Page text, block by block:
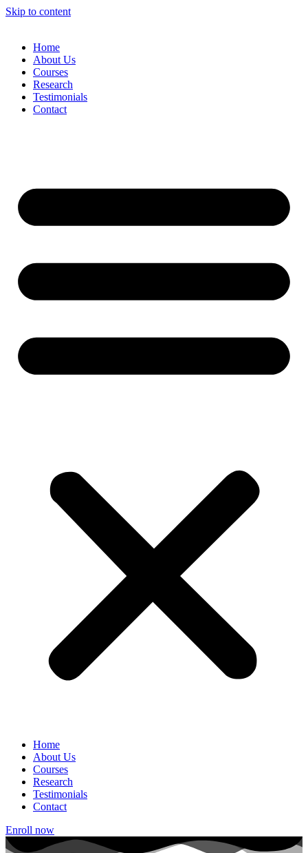
Skip to content
Home
About Us
Courses
Research
Testimonials
Contact
Home
About Us
Courses
Research
Testimonials
Contact
Enroll now